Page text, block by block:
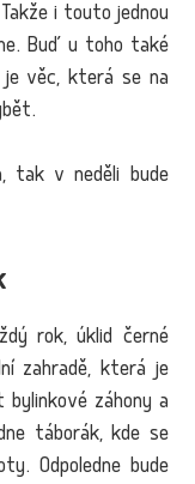
Takže i touto jednou
Buď u toho také
je věc, která se na
tak v neděli bude
rok, úklid černé
zahradě, která je
záhony a
táborák, kde se
Odpoledne bude